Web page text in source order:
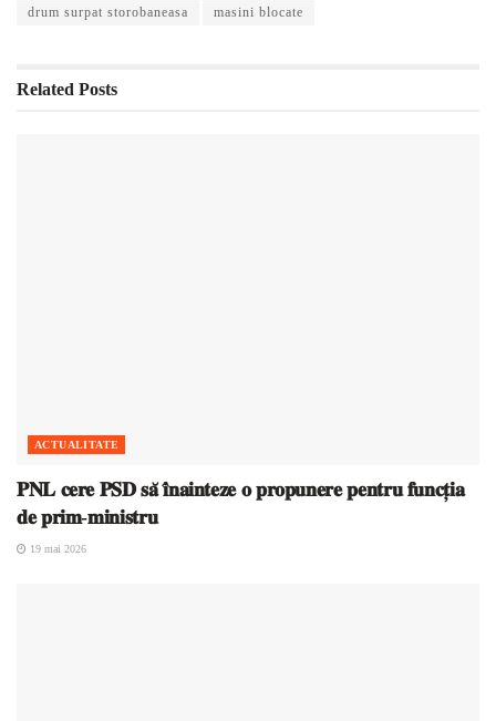
drum surpat storobaneasa masini blocate
Related Posts
ACTUALITATE
𝐏𝐍𝐋 𝐜𝐞𝐫𝐞 𝐏𝐒𝐃 𝐬𝐚̆ 𝐢̂𝐧𝐚𝐢𝐧𝐭𝐞𝐳𝐞 𝐨 𝐩𝐫𝐨𝐩𝐮𝐧𝐞𝐫𝐞 𝐩𝐞𝐧𝐭𝐫𝐮 𝐟𝐮𝐧𝐜𝐭̦𝐢𝐚
𝐝𝐞 𝐩𝐫𝐢𝐦-𝐦𝐢𝐧𝐢𝐬𝐭𝐫𝐮
19 mai 2026